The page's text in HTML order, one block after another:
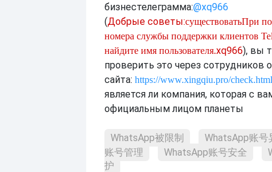
бизнестелеграмма:@xq966
(Добрые советы:существоватьПри
номера службы поддержки клиентов
найдите имя пользователя.xq966), вы
проверить это через сотрудников
сайта: https://www.xingqiu.pro/check.html
является ли компания, которая с
официальным лицом планеты
WhatsApp被限制
WhatsApp账号
账号管理
WhatsApp账号安全
护